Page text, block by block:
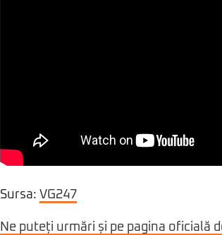
Sursa: VG247
Ne puteți urmări și pe pagina oficială